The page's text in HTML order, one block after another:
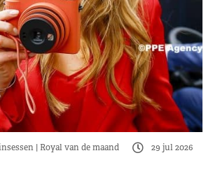
Royal van de maand
29 jul 2026